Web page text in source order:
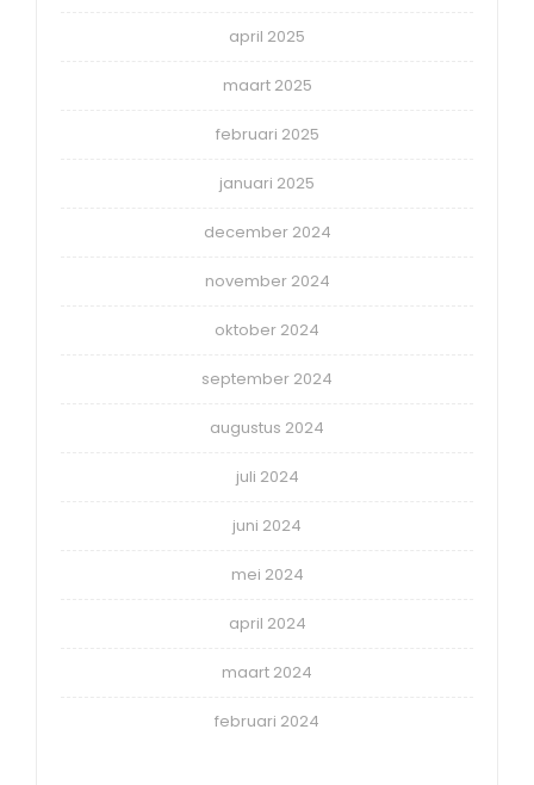
april 2025
maart 2025
februari 2025
januari 2025
december 2024
november 2024
oktober 2024
september 2024
augustus 2024
juli 2024
juni 2024
mei 2024
april 2024
maart 2024
februari 2024